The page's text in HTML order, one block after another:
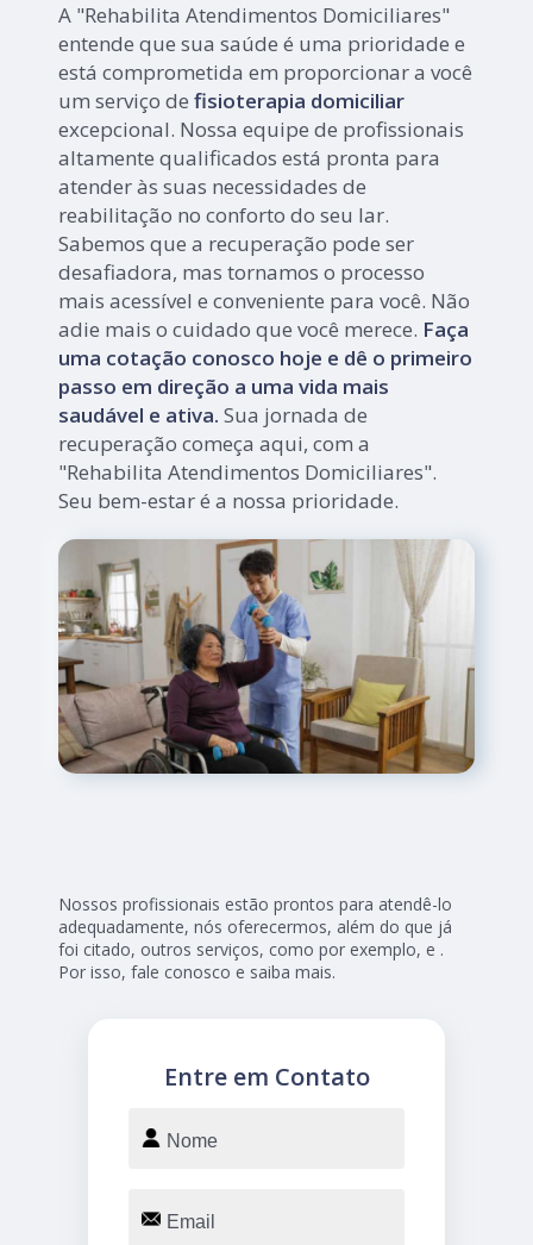
A "Rehabilita Atendimentos Domiciliares"
entende que sua saúde é uma prioridade e
está comprometida em proporcionar a você
um serviço defisioterapia domiciliar
excepcional. Nossa equipe de profissionais
altamente qualificados está pronta para
atender às suas necessidades de
reabilitação no conforto do seu lar.
Sabemos que a recuperação pode ser
desafiadora, mas tornamos o processo
mais acessível e conveniente para você. Não
adie mais o cuidado que você merece. Faça
uma cotação conosco hoje e dê o primeiro
passo em direção a uma vida mais
saudável e ativa. Sua jornada de
recuperação começa aqui, com a
"Rehabilita Atendimentos Domiciliares".
Seu bem-estar é a nossa prioridade.
Nossos profissionais estão prontos para atendê-lo
adequadamente, nós oferecermos, além do que já
foi citado, outros serviços, como por exemplo, e .
Por isso, fale conosco e saiba mais.
Entre em Contato